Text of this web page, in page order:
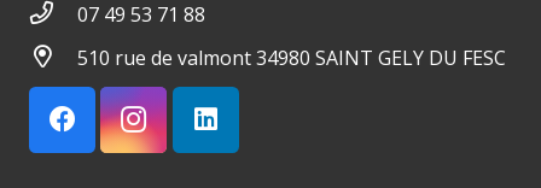
07 49 53 71 88
510 rue de valmont 34980 SAINT GELY DU FESC